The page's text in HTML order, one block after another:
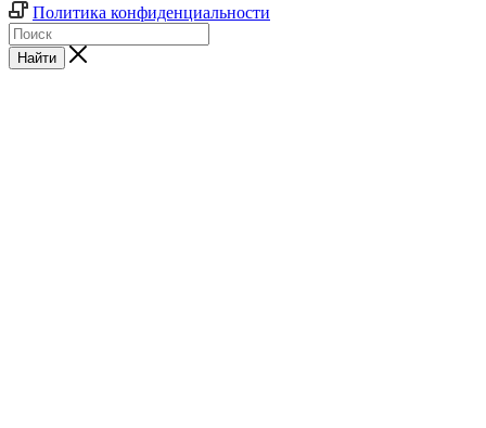
Политика конфиденциальности
Найти